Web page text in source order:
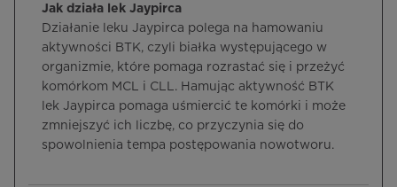
Jak działa lek Jaypirca
Działanie leku Jaypirca polega na hamowaniu
aktywności BTK, czyli białka występującego w
organizmie, które pomaga rozrastać się i przeżyć
komórkom MCL i CLL. Hamując aktywność BTK
lek Jaypirca pomaga uśmiercić te komórki i może
zmniejszyć ich liczbę, co przyczynia się do
spowolnienia tempa postępowania nowotworu.